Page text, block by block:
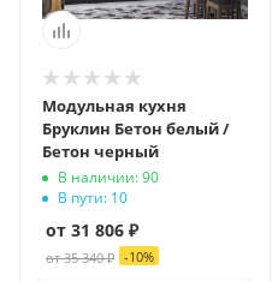
Модульная кухня
Бруклин Бетон белый /
Бетон черный
В наличии: 90
В пути: 10
от 31 806 ₽
от 35 340 ₽ -10%